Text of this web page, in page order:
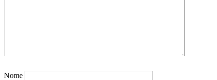
Nome